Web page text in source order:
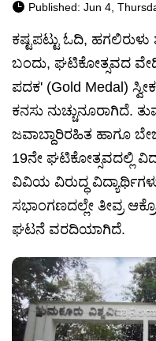
Published: Jun 4,
ಕಷ್ಟಪಟ್ಟು ಓದಿ,
ಬಂದು, ಘಟಿಕೋತ್ಸವದ
ಪದಕ' (Gold Medal)
ಕನಸು ನುಚ್ಚುನೂರಾಗಿದೆ.
ಜವಾಬ್ದಾರಿರಹಿತ ಹಾಗೂ
19ನೇ ಘಟಿಕೋತ್ಸವದಲ್ಲಿ
ವಿವಿಯ ವಿರುದ್ಧ
ಸಭಾಂಗಣದಲ್ಲೇ ತೀವ್ರ
ಘಟನೆ ವರದಿಯಾಗಿದೆ.